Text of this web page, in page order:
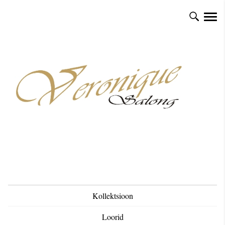
Kollektsioon
Loorid